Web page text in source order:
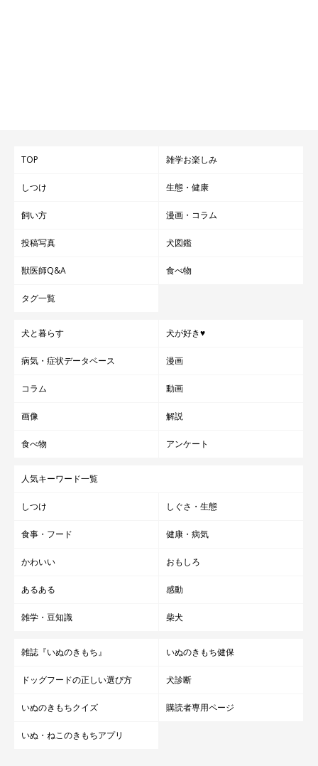
TOP 雑学お楽しみ
しつけ 生態・健康
飼い方 漫画・コラム
投稿写真 犬図鑑
獣医師Q&A 食べ物
タグ一覧
犬と暮らす 犬が好き♥
病気・症状データベース 漫画
コラム 動画
画像 解説
食べ物 アンケート
人気キーワード一覧
しつけ しぐさ・生態
食事・フード 健康・病気
かわいい おもしろ
あるある 感動
雑学・豆知識 柴犬
雑誌『いぬのきもち』 いぬのきもち健保
ドッグフードの正しい選び方 犬診断
いぬのきもちクイズ 購読者専用ページ
いぬ・ねこのきもちアプリ